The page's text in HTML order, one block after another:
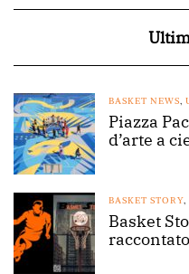
BASKET NEWS,
Piazza
d’arte a
BASKET STORY,
Basket